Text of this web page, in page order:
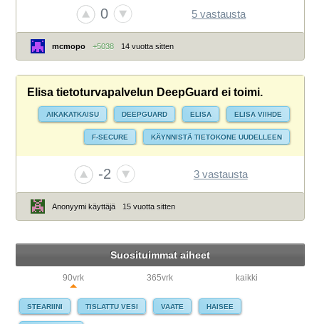
0 5 vastausta
mcmopo +5038 14 vuotta sitten
Elisa tietoturvapalvelun DeepGuard ei toimi.
AIKAKATKAISU DEEPGUARD ELISA ELISA VIIHDE
F-SECURE KÄYNNISTÄ TIETOKONE UUDELLEEN
-2 3 vastausta
Anonyymi käyttäjä 15 vuotta sitten
Suosituimmat aiheet
90vrk 365vrk kaikki
STEARIINI TISLATTU VESI VAATE HAISEE